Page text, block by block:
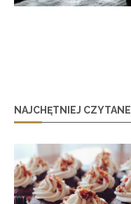
NAJCHĘTNIEJ CZYTANE